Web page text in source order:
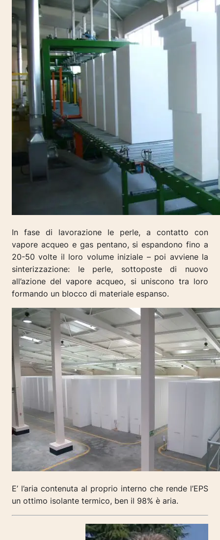
In fase di lavorazione le perle, a contatto con
vapore acqueo e gas pentano, si espandono fino a
20-50 volte il loro volume iniziale – poi avvienela
sinterizzazione: le perle, sottoposte di nuovo
all’azione del vapore acqueo, si uniscono tra loro
formando un blocco di materiale espanso.
E’ l’aria contenuta al proprio interno che rende l’EPS
un ottimo isolante termico, ben il 98% è aria.